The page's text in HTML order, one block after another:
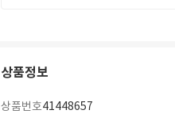
상품정보
상품번호41448657